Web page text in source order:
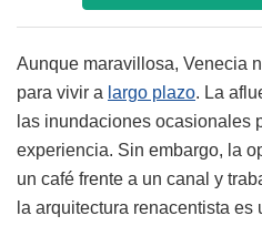
Aunque maravillosa, Venecia
para vivir a largo plazo. La
las inundaciones ocasionales
experiencia. Sin embargo, la
un café frente a un canal y
la arquitectura renacentista es